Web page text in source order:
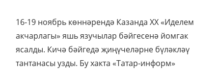
16-19 ноябрь көннәрендә Казанда XX «Иделем
акчарлагы» яшь язучылар бәйгесенә йомгак
ясалды. Кичә бәйгедә җиңүчеләрне бүләкләү
тантанасы узды. Бу хакта «Татар-информ»